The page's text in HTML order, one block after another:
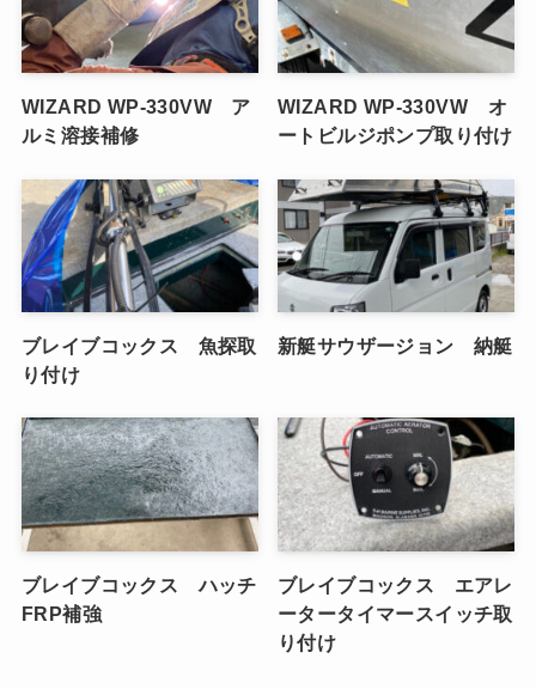
WIZARD WP-330VW ア
ルミ溶接補修
WIZARD WP-330VW オ
ートビルジポンプ取り付け
ブレイブコックス 魚探取
り付け
新艇サウザージョン 納艇
ブレイブコックス ハッチ
FRP補強
ブレイブコックス エアレ
ータータイマースイッチ取
り付け